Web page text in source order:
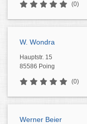
(0)
W. Wondra
Hauptstr. 15
85586 Poing
(0)
Werner Beier